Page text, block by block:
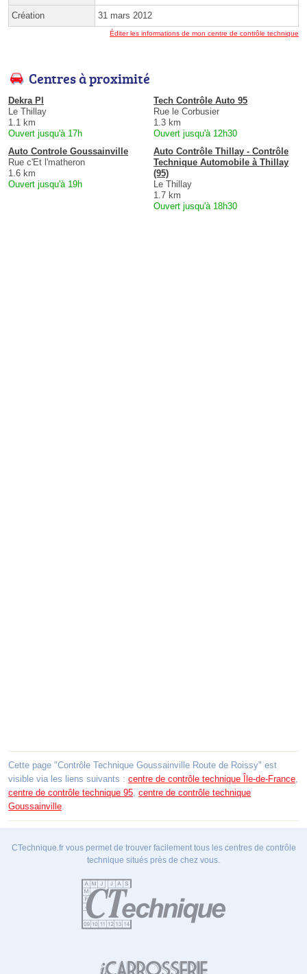
Création 31 mars 2012
Éditer les informations de mon centre de contrôle technique
Centres à proximité
Dekra Pl
Le Thillay
1.1 km
Ouvert jusqu'à 17h
Tech Contrôle Auto 95
Rue le Corbusier
1.3 km
Ouvert jusqu'à 12h30
Auto Controle Goussainville
Rue c'Et l'matheron
1.6 km
Ouvert jusqu'à 19h
Auto Contrôle Thillay - Contrôle
Technique Automobile à Thillay
(95)
Le Thillay
1.7 km
Ouvert jusqu'à 18h30
Cette page "Contrôle Technique Goussainville Route de Roissy" est
visible via les liens suivants : centre de contrôle technique Île-de-France
centre de contrôle technique 95 centre de contrôle technique
Goussainville
CTechnique.fr vous permet de trouver facilement tous les centres de contrôle
technique situés près de chez vous.